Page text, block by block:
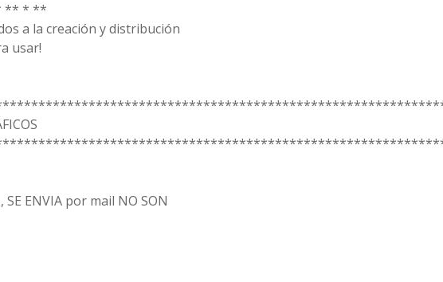
** * **
a la creación y distribución
usar!
ENVIA por mail NO SON